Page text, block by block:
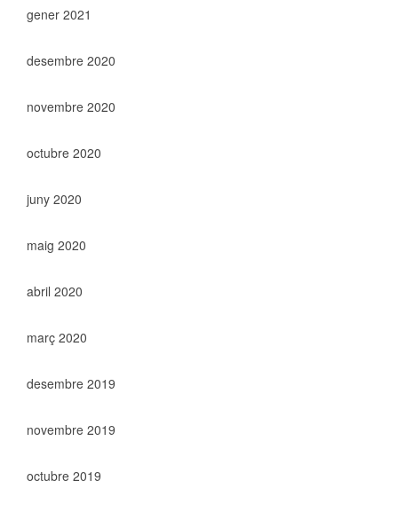
gener 2021
desembre 2020
novembre 2020
octubre 2020
juny 2020
maig 2020
abril 2020
març 2020
desembre 2019
novembre 2019
octubre 2019